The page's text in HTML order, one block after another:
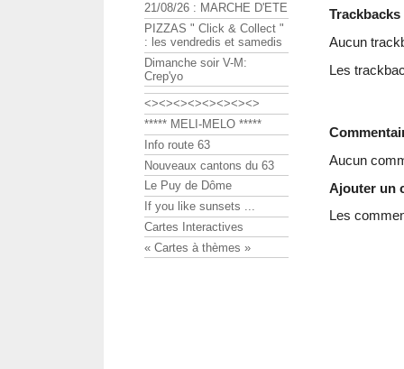
Trackbacks
Aucun
Les
Aucun
Ajouter un
Les
21/08/26 : MARCHE D'ETE
PIZZAS " Click & Collect "
: les vendredis et samedis
Dimanche soir V-M:
Crep'yo
<><><><><><><><>
***** MELI-MELO *****
Info route 63
Nouveaux cantons du 63
Le Puy de Dôme
If you like sunsets ...
Cartes Interactives
« Cartes à thèmes »